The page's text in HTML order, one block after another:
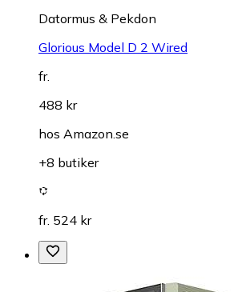
Datormus & Pekdon
Glorious Model D 2 Wired
fr.
488 kr
hos Amazon.se
+8 butiker
fr. 524 kr